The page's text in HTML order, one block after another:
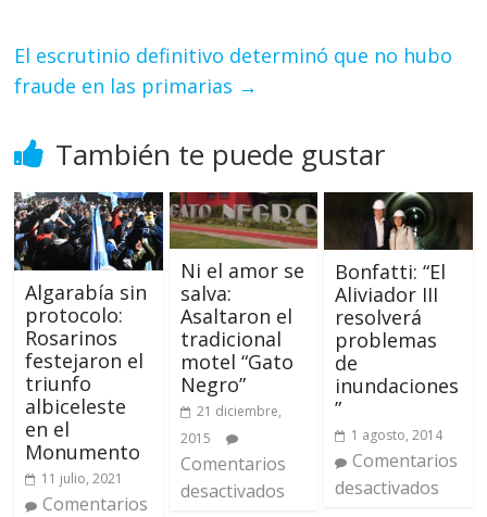
El escrutinio definitivo determinó que no hubo
fraude en las primarias →
También te puede gustar
Algarabía sin
protocolo:
Rosarinos
festejaron el
triunfo
albiceleste
en el
Monumento
11 julio, 2021
Comentarios
Ni el amor se
salva:
Asaltaron el
tradicional
motel “Gato
Negro”
21 diciembre,
2015
Comentarios
desactivados
Bonfatti: “El
Aliviador III
resolverá
problemas
de
inundaciones
”
1 agosto, 2014
Comentarios
desactivados